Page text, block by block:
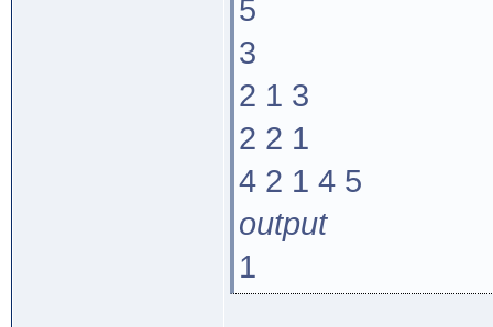
5
3
2 1 3
2 2 1
4 2 1 4 5
output
1